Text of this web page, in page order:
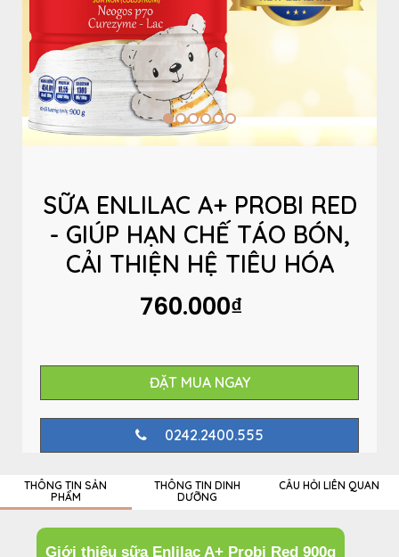
SỮA ENLILAC A+ PROBI RED
- GIÚP HẠN CHẾ TÁO BÓN,
CẢI THIỆN HỆ TIÊU HÓA
760.000₫
ĐẶT MUA NGAY
0242.2400.555
THÔNG TIN SẢN
PHẨM
THÔNG TIN DINH
DƯỠNG
CÂU HỎI LIÊN QUAN
Giới thiệu sữa Enlilac A+ Probi Red 900g